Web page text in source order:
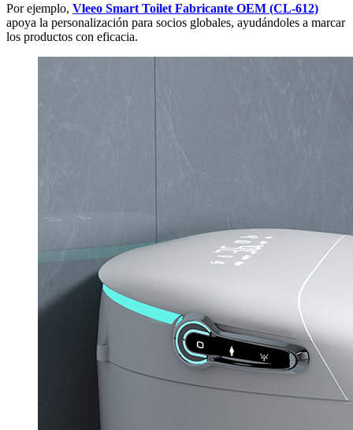
Por ejemplo, Vleeo Smart Toilet Fabricante OEM (CL-612)
apoya la personalización para socios globales, ayudándoles a marcar
los productos con eficacia.